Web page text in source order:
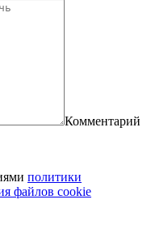
Комментарий
политики
файлов cookie